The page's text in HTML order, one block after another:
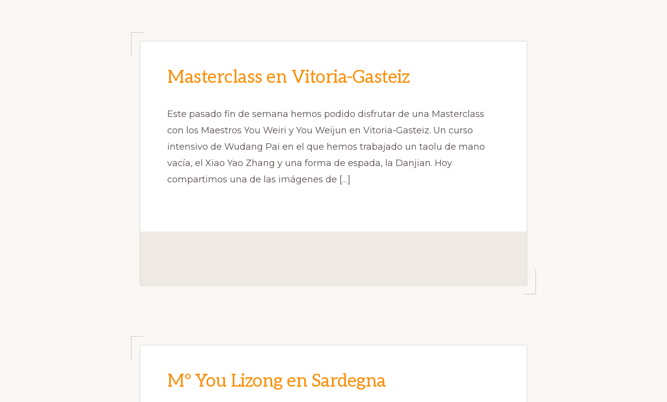
Masterclass en Vitoria-Gasteiz
Este pasado fin de semana hemos podido disfrutar de una Masterclass
con los Maestros You Weiri y You Weijun en Vitoria-Gasteiz. Un curso
intensivo de Wudang Pai en el que hemos trabajado un taolu de mano
vacía, el Xiao Yao Zhang y una forma de espada, la Danjian. Hoy
compartimos una de las imágenes de […]
Mº You Lizong en Sardegna